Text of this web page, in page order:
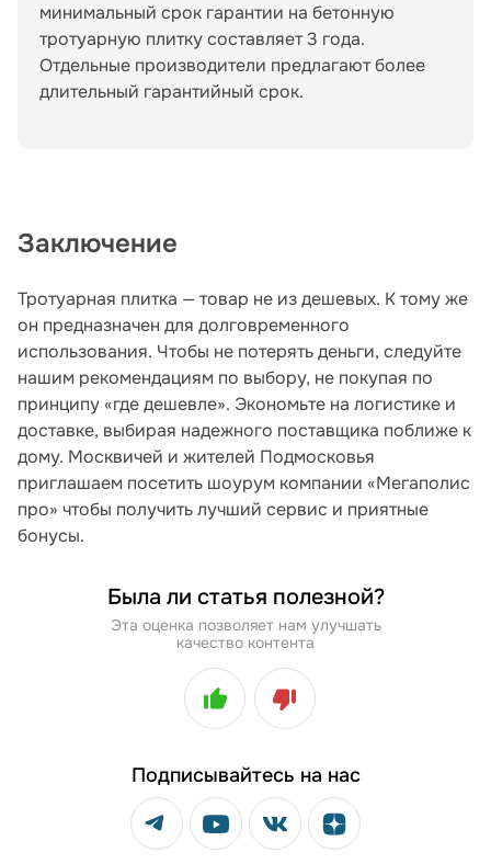
минимальный срок гарантии на бетонную
тротуарную плитку составляет 3 года.
Отдельные производители предлагают более
длительный гарантийный срок.
Заключение
Тротуарная плитка — товар не из дешевых. К тому же
он предназначен для долговременного
использования. Чтобы не потерять деньги, следуйте
нашим рекомендациям по выбору, не покупая по
принципу «где дешевле». Экономьте на логистике и
доставке, выбирая надежного поставщика поближе к
дому. Москвичей и жителей Подмосковья
приглашаем посетить шоурум компании «Мегаполис
про» чтобы получить лучший сервис и приятные
бонусы.
Была ли статья полезной?
Эта оценка позволяет нам улучшать
качество контента
Подписывайтесь на нас